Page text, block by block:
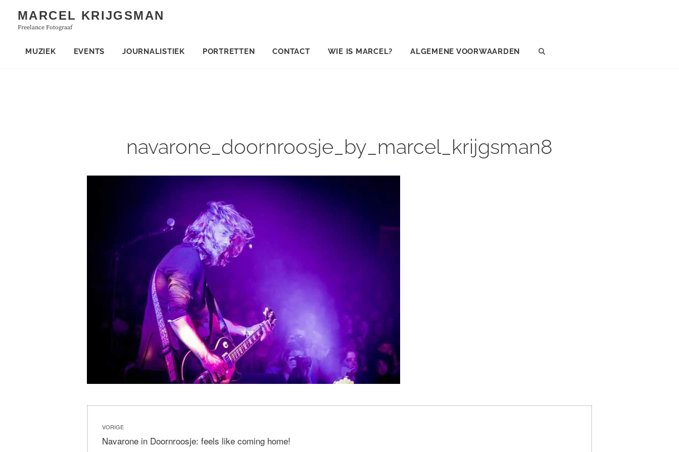
content
MARCEL KRIJGSMAN
Freelance Fotograaf
MUZIEK EVENTS JOURNALISTIEK PORTRETTEN CONTACT WIE IS MARCEL? ALGEMENE VOORWAARDEN
navarone_doornroosje_by_marcel_krijgsman8
navigatie
VORIGE
Vorig
Navarone in Doornroosje: feels like coming home!